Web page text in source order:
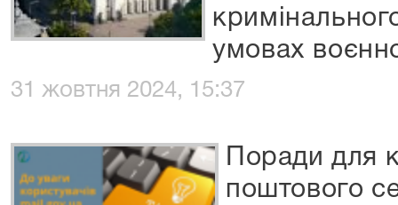
умовах
31 жовтня 2024, 15:37
Поради для
поштового